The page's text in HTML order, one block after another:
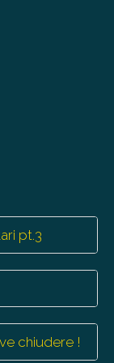
pt.3
chiudere !